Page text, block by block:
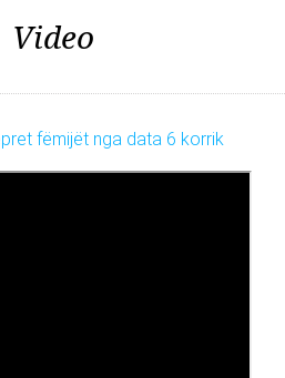
Video
fëmijët nga data 6 korrik